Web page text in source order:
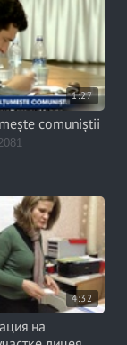
1:27
comuniștii
4:32
на